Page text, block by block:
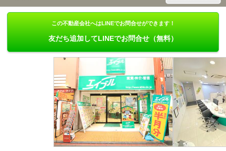
通勤通学時間から
物件特集から
TOP
この不動産会社へはLINEでお問合せができます！
友だち追加してLINEでお問合せ（無料）